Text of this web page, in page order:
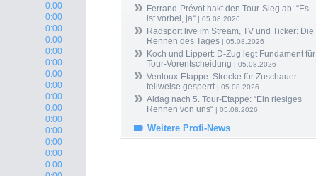
0:00
0:00
0:00
0:00
0:00
0:00
0:00
0:00
0:00
0:00
0:00
0:00
0:00
0:00
0:00
Ferrand-Prévot hakt den Tour-Sieg ab: “Es
ist vorbei, ja“ | 05.08.2026
Radsport live im Stream, TV und Ticker: Die
Rennen des Tages | 05.08.2026
Koch und Lippert: D-Zug legt Fundament für
Tour-Vorentscheidung | 05.08.2026
Ventoux-Etappe: Strecke für Zuschauer
teilweise gesperrt| 05.08.2026
Aldag nach 5. Tour-Etappe: “Ein riesiges
Rennen von uns“ | 05.08.2026
Weitere Profi-News